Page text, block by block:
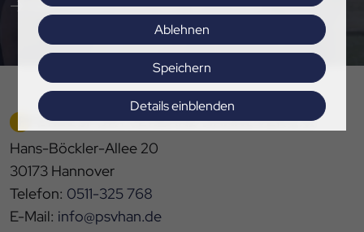
Ablehnen
Speichern
Details einblenden
Hier Pressemitteilungen abonnieren
PFERDESPORTVERBAND HANNOVER E.V.
Hans-Böckler-Allee 20
30173 Hannover
Telefon: 0511-325 768
E-Mail: info@psvhan.de